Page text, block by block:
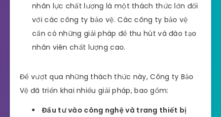
nhân lực chất lượng là một thách thức lớn đối
với các công ty bảo vệ. Các công ty bảo vệ
cần có những giải pháp để thu hút và đào tạo
nhân viên chất lượng cao.
Để vượt qua những thách thức này, Công ty Bảo
Vệ đã triển khai nhiều giải pháp, bao gồm:
Đầu tư vào công nghệ và trang thiết bị